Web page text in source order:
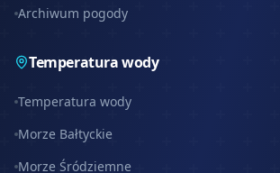
Archiwum pogody
Temperatura wody
Temperatura wody
Morze Bałtyckie
Morze Śródziemne